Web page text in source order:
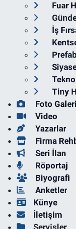
Fuar
İş
Tiny
Foto Galeri
Video
Yazarlar
Firma
Seri İlan
Röportaj
Biyografi
Anketler
Künye
İletişim
Servisler